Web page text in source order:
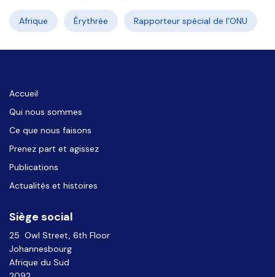
Afrique Érythrée Rapporteur spécial de l’ONU
Accueil
Qui nous sommes
Ce que nous faisons
Prenez part et agissez
Publications
Actualités et histoires
Siège social
25 Owl Street, 6th Floor
Johannesbourg
Afrique du Sud